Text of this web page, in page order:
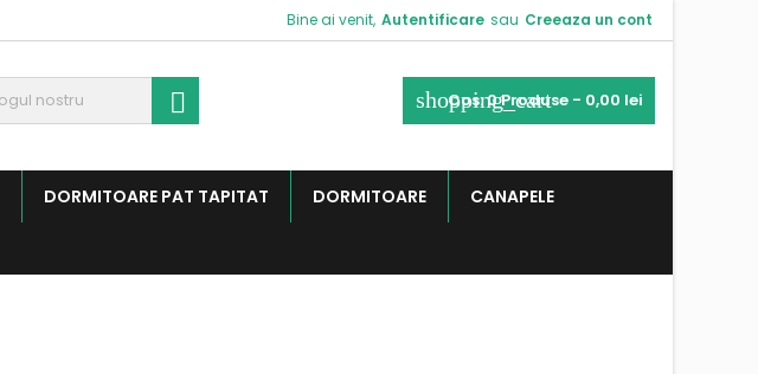
Bine ai venit, Autentificare sau Creeaza un cont
shopping_cart
Cos:0Produse - 0,00 lei

DORMITOARE PAT TAPITAT DORMITOARE CANAPELE